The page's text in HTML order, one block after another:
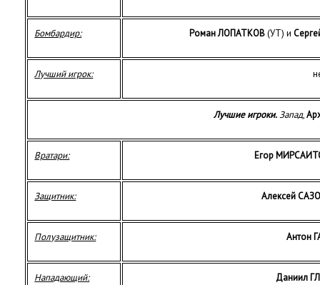
Бомбардир: Роман ЛОПАТКОВ(УТ) и
Лучший игрок:
Лучшие игроки. Запад,
Вратари: Егор
Защитник: Алексей
Полузащитник: Антон
Нападающий: Даниил